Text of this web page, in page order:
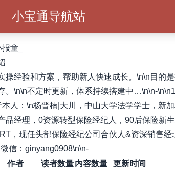
小宝通导航站
童_
操经验和方案，帮助新人快速成长。\n\n目的
。\n\n不定时更新，体系持续搭建中…\n\n-
人：\n杨晋楠|大川，中山大学法学学士，新加
品经理，0资源转型保险经纪人，90后保险新生
，现任头部保险经纪公司合伙人&资深销售经
信：ginyang0908\n\n-
作者 读者数量 内容数量
更新时间